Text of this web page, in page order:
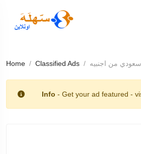
Home Classified Ads من اجنبيه
Info - Get your ad featured -